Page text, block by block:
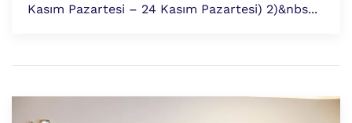
Kasım Pazartesi – 24 Kasım Pazartesi) 2)&nbs...